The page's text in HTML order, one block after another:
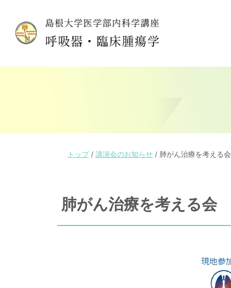
現
置：
トップ/ 講演会のお知らせ / 肺がん治療を考える会
肺がん治療を考える会